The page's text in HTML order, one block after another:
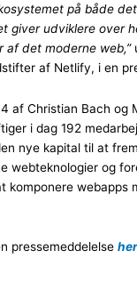
på både
giver udviklere over
af det moderne web,”
af Netlify, i en
af Christian Bach og
i dag 192
nye kapital til at
webteknologier og
komponere webapps
pressemeddelelse her